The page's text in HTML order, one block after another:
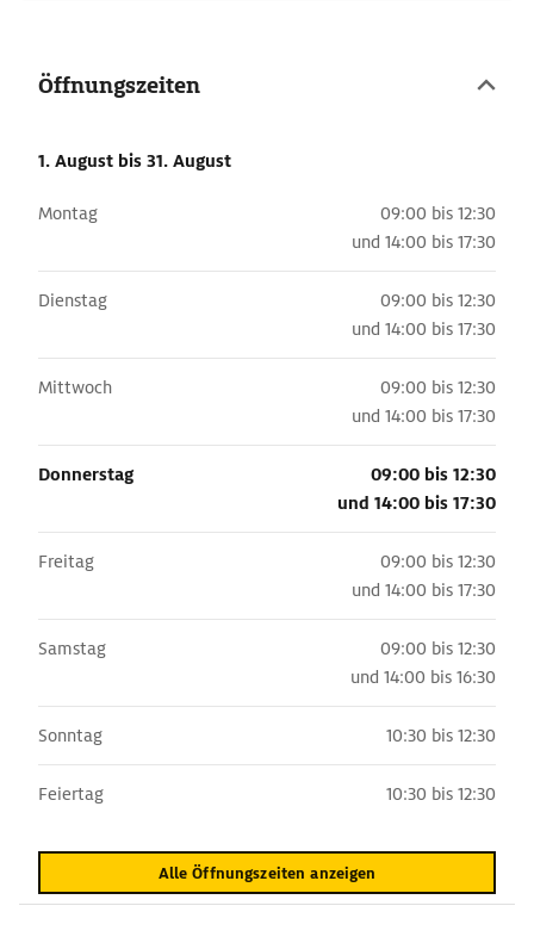
Öffnungszeiten
1. August bis 31. August
Montag
09:00 bis 12:30
und 14:00 bis 17:30
Dienstag
09:00 bis 12:30
und 14:00 bis 17:30
Mittwoch
09:00 bis 12:30
und 14:00 bis 17:30
Donnerstag
09:00 bis 12:30
und 14:00 bis 17:30
Freitag
09:00 bis 12:30
und 14:00 bis 17:30
Samstag
09:00 bis 12:30
und 14:00 bis 16:30
Sonntag 10:30 bis 12:30
Feiertag 10:30 bis 12:30
Alle Öffnungszeiten anzeigen